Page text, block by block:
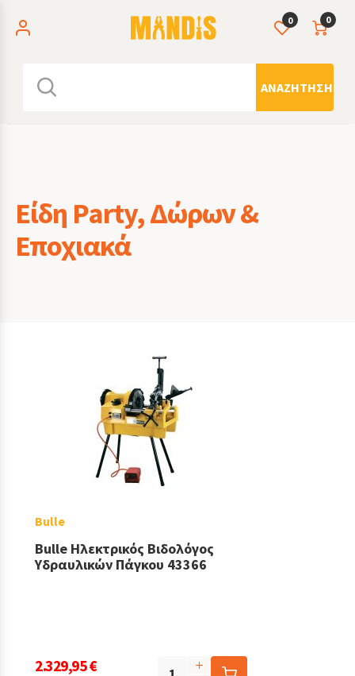
0
ΑΝΑΖΉΤΗΣΗ
0
Είδη Party, Δώρων &
Εποχιακά
Bulle
Bulle Ηλεκτρικός Βιδολόγος
Υδραυλικών Πάγκου 43366
2.329,95 €